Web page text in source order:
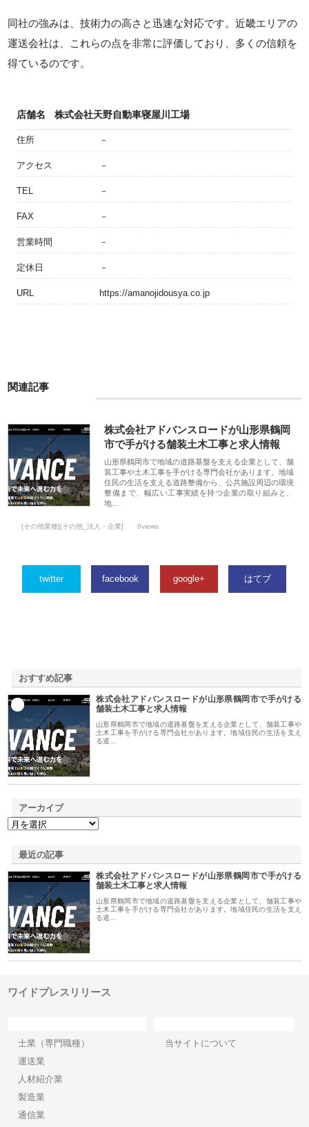
同社の強みは、技術力の高さと迅速な対応です。近畿エリアの
運送会社は、これらの点を非常に評価しており、多くの信頼を
得ているのです。
店舗名 株式会社天野自動車寝屋川工場
住所 －
アクセス －
TEL －
FAX －
営業時間 －
定休日 －
URL https://amanojidousya.co.jp
関連記事
株式会社アドバンスロードが山形県鶴岡
市で手がける舗装土木工事と求人情報
山形県鶴岡市で地域の道路基盤を支える企業として、舗
装工事や土木工事を手がける専門会社があります。地域
住民の生活を支える道路整備から、公共施設周辺の環境
整備まで、幅広い工事実績を持つ企業の取り組みと、
地…
[その他業種][その他_法人・企業] 0views
twitter facebook google+ はてブ
おすすめ記事
株式会社アドバンスロードが山形県鶴岡市で手がける
舗装土木工事と求人情報
山形県鶴岡市で地域の道路基盤を支える企業として、舗装工事や
土木工事を手がける専門会社があります。地域住民の生活を支え
る道…
アーカイブ
最近の記事
株式会社アドバンスロードが山形県鶴岡市で手がける
舗装土木工事と求人情報
山形県鶴岡市で地域の道路基盤を支える企業として、舗装工事や
土木工事を手がける専門会社があります。地域住民の生活を支え
る道…
ワイドプレスリリース
士業（専門職種）
運送業
人材紹介業
製造業
通信業
当サイトについて